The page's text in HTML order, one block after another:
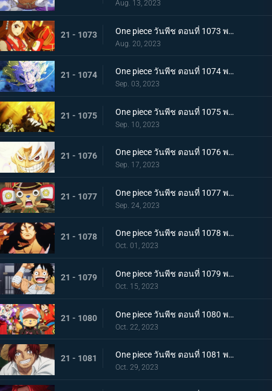
Aug. 13, 2023
21 - 1073 One piece วันพีช ตอนที่ 1073 พากย์ไทย ไม่มีที่ให้หนี ภาพเกาะโอนิกาชิมะในนรก
Aug. 20, 2023
21 - 1074 One piece วันพีช ตอนที่ 1074 พากย์ไทย เชื่อในโมโมะ ท่าเด็ดครั้งสุดท้ายของลูฟี่
Sep. 03, 2023
21 - 1075 One piece วันพีช ตอนที่ 1075 พากย์ไทย คำอธิษฐาน 20 ปี ทวงคืนแคว้นวาโนะ
Sep. 10, 2023
21 - 1076 One piece วันพีช ตอนที่ 1076 พากย์ไทย โลกที่ลูฟี่ปรารถนา
Sep. 17, 2023
21 - 1077 One piece วันพีช ตอนที่ 1077 พากย์ไทย ปิดฉาก ผู้ชนะ ลูฟี่หมวกฟาง
Sep. 24, 2023
21 - 1078 One piece วันพีช ตอนที่ 1078 พากย์ไทย การกลับมา โชกุนแห่งแคว้นวาโนะ โคสึกิ โมโมโนะสุเกะ
Oct. 01, 2023
21 - 1079 One piece วันพีช ตอนที่ 1079 พากย์ไทย ยามเช้ามาถึง การพักผ่อนของพวกลูฟี่
Oct. 15, 2023
21 - 1080 One piece วันพีช ตอนที่ 1080 พากย์ไทย งานเลี้ยงฉลอง เหล่าจักรพรรดิแห่งท้องทะเลคนใหม่
Oct. 22, 2023
21 - 1081 One piece วันพีช ตอนที่ 1081 พากย์ไทย โลกจะลุกเป็นไฟ การโจมตีของพลเรือเอก
Oct. 29, 2023